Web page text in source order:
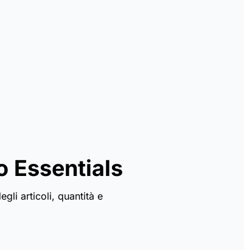
Essentials
articoli, quantità e